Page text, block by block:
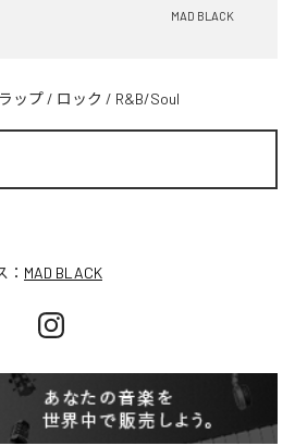
MAD BLACK
ップ / ロック / R&B/Soul
： MAD BLACK